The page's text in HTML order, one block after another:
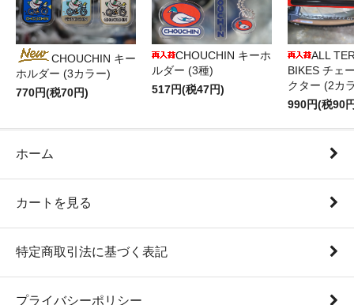
CHOUCHIN キー
ホルダー (3カラー)
770円(税70円)
CHOUCHIN キーホ
ルダー (3種)
517円(税47円)
ALL
BIKES チェ
クター (2カ
990円(税90
ホーム
カートを見る
特定商取引法に基づく表記
プライバシーポリシー